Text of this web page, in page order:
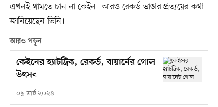
এখনই থামতে চান না কেইন। আরও রেকর্ড ভাঙার প্রত্যয়ের কথা
জানিয়েছেন তিনি।
আরও পড়ুন
কেইনের হ্যাটট্রিক, রেকর্ড, বায়ার্নের গোল
উৎসব
০৯ মার্চ ২০২৪